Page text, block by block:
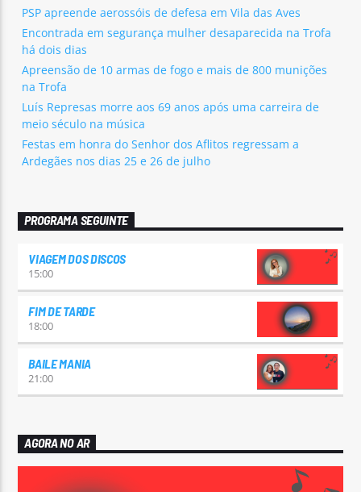
PSP apreende aerossóis de defesa em Vila das Aves
Encontrada em segurança mulher desaparecida na Trofa
há dois dias
Apreensão de 10 armas de fogo e mais de 800 munições
na Trofa
Luís Represas morre aos 69 anos após uma carreira de
meio século na música
Festas em honra do Senhor dos Aflitos regressam a
Ardegães nos dias 25 e 26 de julho
PROGRAMA SEGUINTE
VIAGEM DOS DISCOS
15:00
FIM DE TARDE
18:00
BAILE MANIA
21:00
AGORA NO AR